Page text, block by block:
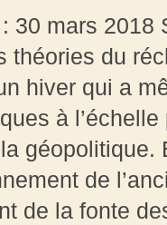
30 mars 2018
théories du
hiver qui a
à
géopolitique.
de
de la fonte